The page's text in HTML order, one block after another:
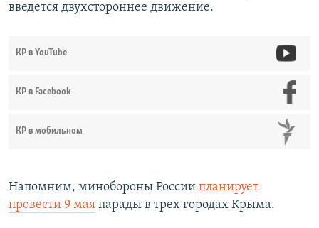
введется двухстороннее движение.
КР в YouTube
КР в Facebook
КР в мобильном
Напомним, минобороны России планирует
провести 9 мая парады в трех городах Крыма.